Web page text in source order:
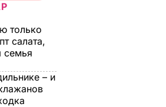
только
салата,
семья
– и